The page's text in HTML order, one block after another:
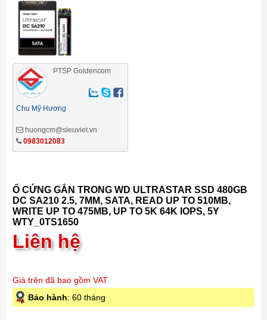
PTSP Goldencom
Chu Mỹ Hương
huongcm@sieuviet.vn
0983012083
Ổ CỨNG GẮN TRONG WD ULTRASTAR SSD 480GB
DC SA210 2.5, 7MM, SATA, READ UP TO 510MB,
WRITE UP TO 475MB, UP TO 5K 64K IOPS, 5Y
WTY_0TS1650
Liên hệ
Giá trên đã bao gồm VAT
Bảo hành: 60 tháng